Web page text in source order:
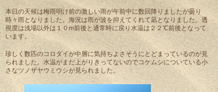
ッ
プ
本日の天候は梅雨明け前の激しい雨が午前中に数回降りましたが曇り
時々雨となりました。海況は雨が波を抑えてくれて凪となりました。透
視度は浅場以外は１０m前後と通常時に戻り水温は２２℃前後となって
います。
珍しく数匹のコロダイが中層に気持ちよさそうにとどまっているのが見
られました。水温がまだ上がりきってないのでコケムシについている小
さなツノザヤウミウシが見られました。